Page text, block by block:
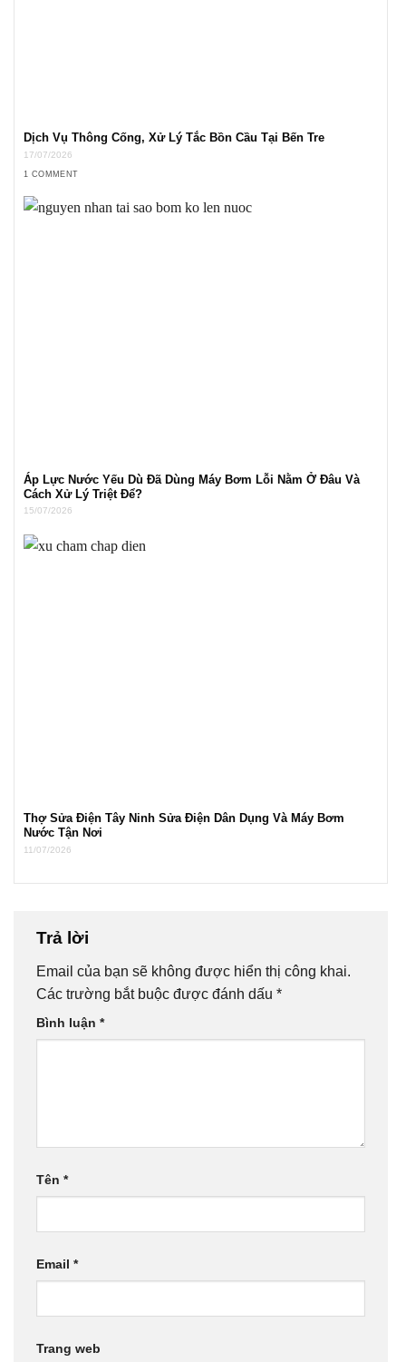
Dịch Vụ Thông Cống, Xử Lý Tắc Bồn Cầu Tại Bến Tre
17/07/2026
1 COMMENT
Áp Lực Nước Yếu Dù Đã Dùng Máy Bơm Lỗi Nằm Ở Đâu Và
Cách Xử Lý Triệt Để?
15/07/2026
Thợ Sửa Điện Tây Ninh Sửa Điện Dân Dụng Và Máy Bơm
Nước Tận Nơi
11/07/2026
Trả lời
Email của bạn sẽ không được hiển thị công khai.
Các trường bắt buộc được đánh dấu *
Bình luận *
Tên *
Email *
Trang web